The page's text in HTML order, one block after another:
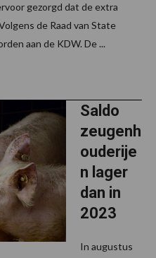
gezorgd dat de extra
de Raad van State
aan de KDW. De ...
Saldo
zeugenh
ouderije
n lager
dan in
2023
In augustus